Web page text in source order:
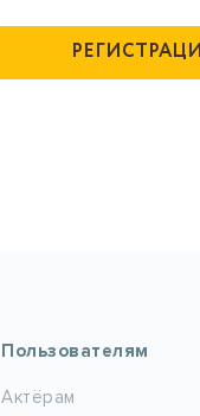
Пользователям
Актёрам